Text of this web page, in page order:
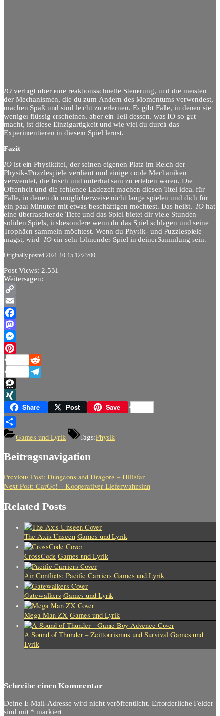
IO verfügt über eine reaktionsschnelle Steuerung, und die meisten
der Mechanismen, die du zum Ändern des Momentums verwendest,
machen Spaß und sind leicht zu erlernen. Es gibt Fälle, in denen sie
weniger flüssig erscheinen, aber ein Teil dessen, was IO so gut
macht, ist diese Einzigartigkeit und wie viel du durch das
Experimentieren in diesem Spiel lernst.
Fazit
IO ist ein Physiktitel, der seinen eigenen Platz im Reich der
Physik-/Puzzlespiele verdient und einige coole Mechaniken
verwendet, die frisch und unterhaltsam zu erleben waren. Die
Offenheit und die fehlende Ladezeit machen diesen Titel ideal für
Fälle, in denen du möglicherweise nicht lange spielen und dich für
ein paar Minuten mit etwas beschäftigen möchtest. Das heißt,
IO hat
eine überraschende Tiefe und das Spiel bietet dir viele Stunden
soliden Spiels, insbesondere wenn du das Spiel schlagen und seine
Trophäen sammeln möchtest. Wenn du Physik- und Puzzlespiele
magst, wird
IO ein sehr lohnendes Spiel in deinerSammlung sein.
Originally posted 2021-10-15 12:23:00.
Post Views: 2.531
Weitersagen:
Copy
Link
Email
Facebook
Mastodon
Messenger
Pinterest
Reddit
Telegram
Threema
XINGShare Post Save
TeilenGames und Lyrik Tags:Physik
Beitragsnavigation
Previous Post: Dungeons and Dragons – Hillsfar
Next Post: CarGo! – Kooperativer Lieferwahnsinn
Related Posts
The Axis Unseen Games und Lyrik
CrossCode Games und Lyrik
Air Conflicts: Pacific Carriers Games und Lyrik
Gatewalkers Games und Lyrik
Mega Man ZX Games und Lyrik
A Sound of Thunder – Zeittourismus und Survival Games und
Lyrik
Schreibe einen Kommentar
Deine E-Mail-Adresse wird nicht veröffentlicht. Erforderliche Felder
sind mit * markiert